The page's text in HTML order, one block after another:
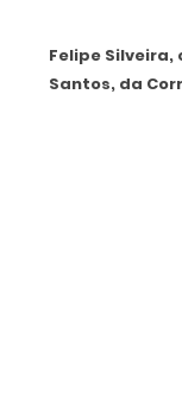
Felipe
Santos, da